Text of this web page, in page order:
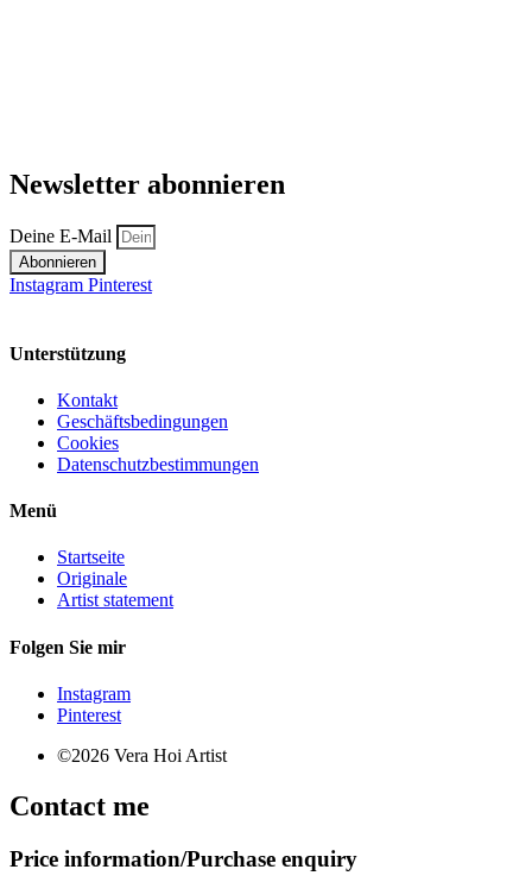
Newsletter abonnieren
Deine E-Mail
Abonnieren
Instagram Pinterest
Unterstützung
Kontakt
Geschäftsbedingungen
Cookies
Datenschutzbestimmungen
Menü
Startseite
Originale
Artist statement
Folgen Sie mir
Instagram
Pinterest
©2026 Vera Hoi Artist
Contact me
Price information/Purchase enquiry